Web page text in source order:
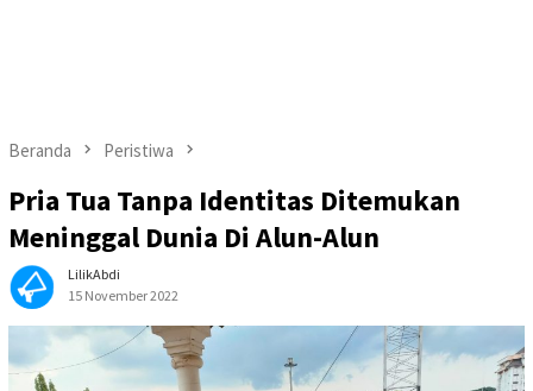
Beranda Peristiwa
Pria Tua Tanpa Identitas Ditemukan
Meninggal Dunia Di Alun-Alun
LilikAbdi
15 November 2022